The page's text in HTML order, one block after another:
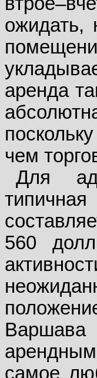
ожидать,
аренда
чем
Для
560
самое